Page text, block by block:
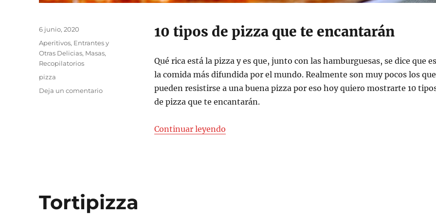
10 tipos de pizza que te encantarán
Qué rica está la pizza y es que, junto con las hamburguesas, se dice que es
la comida más difundida por el mundo. Realmente son muy pocos los que
pueden resistirse a una buena pizza por eso hoy quiero mostrarte 10
de pizza que te encantarán.
Continuar leyendo«10 tipos de pizza que te encantarán»
Publicado
el
6 junio, 2020
Categorías
Aperitivos, Entrantes y
Otras Delicias, Masas,
Recopilatorios
Etiquetas
pizza
Deja un comentarioen
Tortipizza